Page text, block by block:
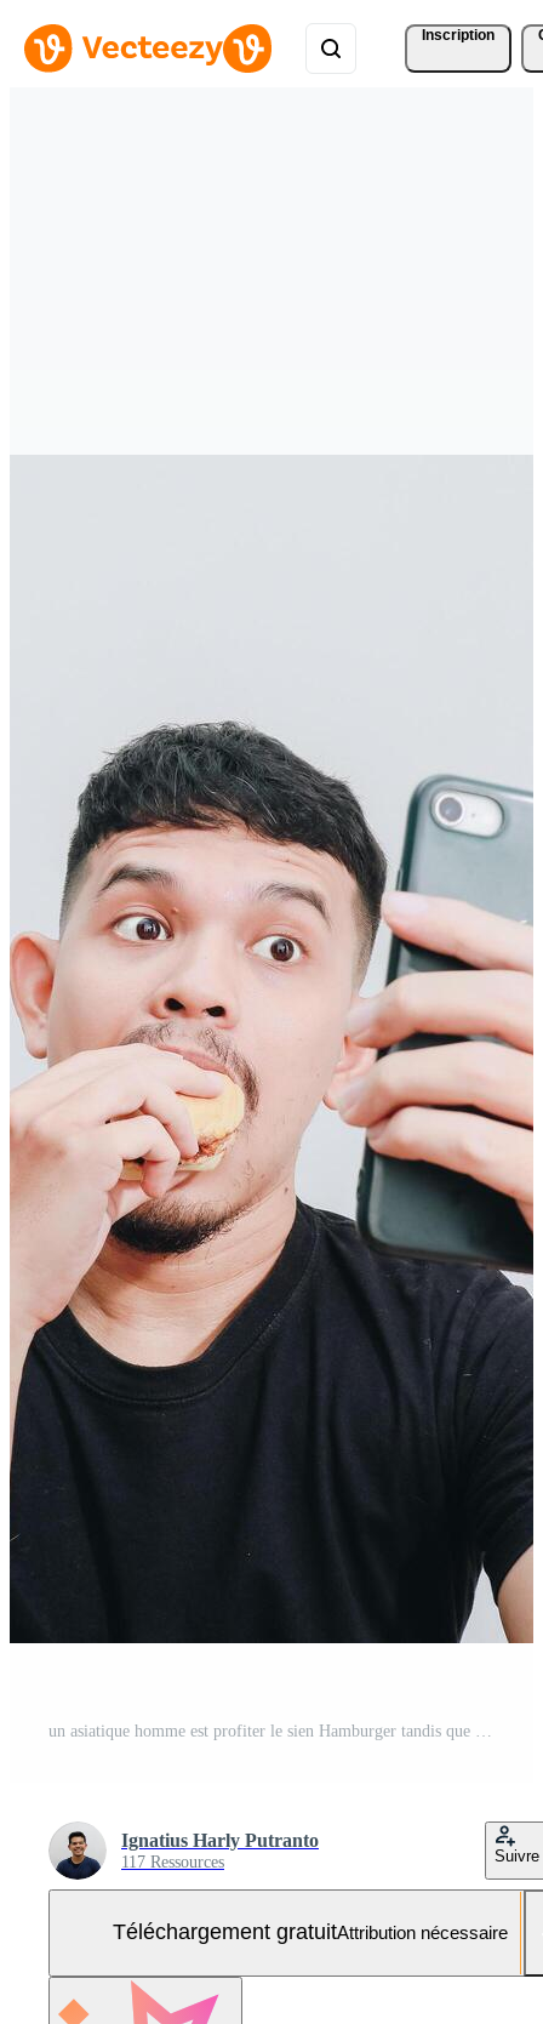
Inscription
Ignatius Harly Putranto
117 Ressources Suivre
Téléchargement gratuitAttribution nécessaire